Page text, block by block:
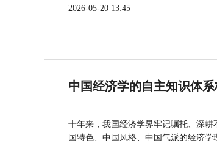
2026-05-20 13:45
中国经济学的自主知识体
十年来，我国经济学界牢记嘱托、深
国特色、中国风格、中国气派的经济学